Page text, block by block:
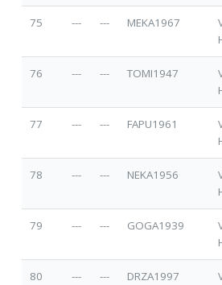
75 --- --- MEKA1967
76 --- --- TOMI1947
77 --- --- FAPU1961
78 --- --- NEKA1956
79 --- --- GOGA1939
80 --- --- DRZA1997